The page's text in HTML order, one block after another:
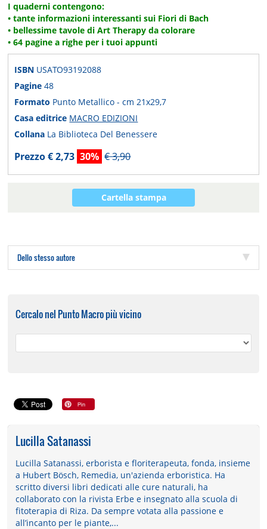
I quaderni contengono:
• tante informazioni interessanti sui Fiori di Bach
• bellessime tavole di Art Therapy da colorare
• 64 pagine a righe per i tuoi appunti
ISBN USATO93192088
Pagine48
Formato Punto Metallico - cm 21x29,7
Casa editrice MACRO EDIZIONI
Collana La Biblioteca Del Benessere
Prezzo € 2,73 30% € 3,90
Cartella stampa
Dello stesso autore
Cercalo nel Punto Macro più vicino
Lucilla Satanassi
Lucilla Satanassi, erborista e floriterapeuta, fonda, insieme
a Hubert Bösch, Remedia, un'azienda erboristica. Ha
scritto diversi libri dedicati alle cure naturali, ha
collaborato con la rivista Erbe e insegnato alla scuola di
fitoterapia di Riza. Da sempre votata alla passione e
all’incanto per le piante,...